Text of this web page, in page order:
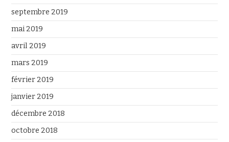
septembre 2019
mai 2019
avril 2019
mars 2019
février 2019
janvier 2019
décembre 2018
octobre 2018